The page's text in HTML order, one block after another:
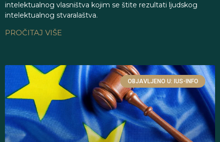
intelektualnog vlasništva kojim se štite rezultati ljudskog
intelektualnog stvaralaštva.
PROČITAJ VIŠE
OBJAVLJENO U: IUS-INFO